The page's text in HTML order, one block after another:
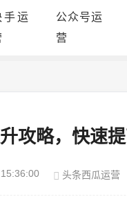
手运
公众号运
营
攻略，快速
头条西瓜运营